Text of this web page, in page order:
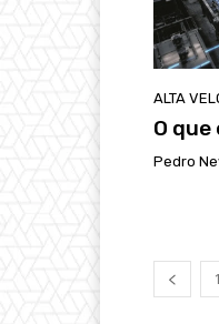
ALTA
O
Pedro
1